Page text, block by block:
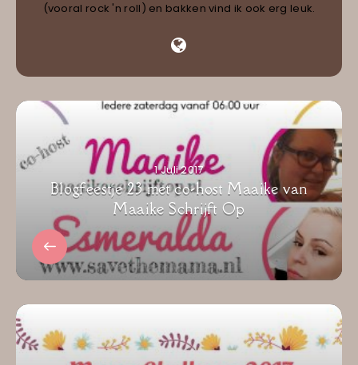
(vooral rock 'n roll) en bakken vind ik ook erg leuk.
1 Juli 2017
Blogfeestje 23 met co-host Maaike van
Maaike Schrijft Op